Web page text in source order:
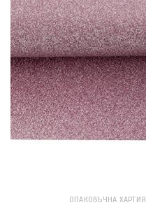
ОПАКОВЪЧНА ХАРТИЯ